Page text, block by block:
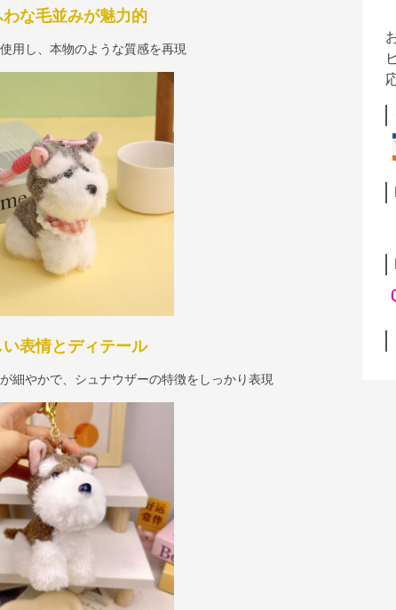
な毛並みが魅力的
用し、本物のような質感を再現
表情とディテール
細やかで、シュナウザーの特徴をしっかり表現